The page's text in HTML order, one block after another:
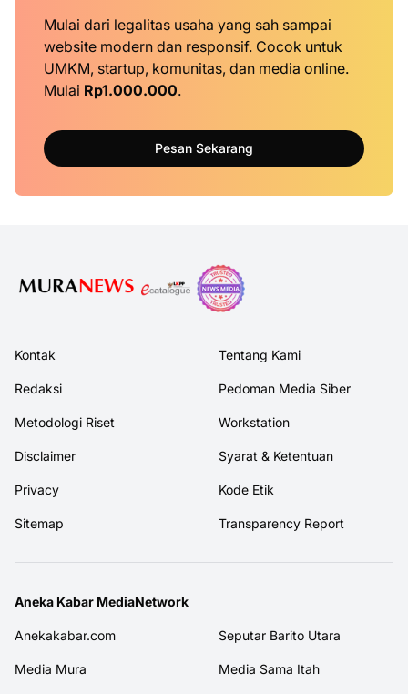
Mulai dari legalitas usaha yang sah sampai
website modern dan responsif. Cocok untuk
UMKM, startup, komunitas, dan media online.
Mulai Rp1.000.000.
Pesan Sekarang
Kontak Tentang Kami
Redaksi Pedoman Media Siber
Metodologi Riset Workstation
Disclaimer Syarat & Ketentuan
Privacy Kode Etik
Sitemap Transparency Report
Aneka Kabar MediaNetwork
Anekakabar.com Seputar Barito Utara
Media Mura Media Sama Itah